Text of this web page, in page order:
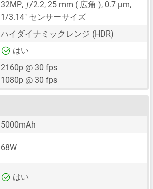
32MP, ƒ/2.2, 25 mm ( 広角 ), 0.7 μm,
1/3.14" センサーサイズ
ハイダイナミックレンジ (HDR)
はい
2160p @ 30 fps
1080p @ 30 fps
5000mAh
68W
はい